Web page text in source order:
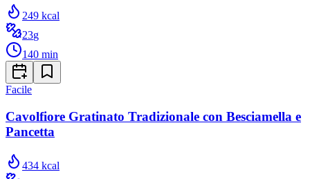
249 kcal
23g
140 min
Facile
Cavolfiore Gratinato Tradizionale con Besciamella e
Pancetta
434 kcal